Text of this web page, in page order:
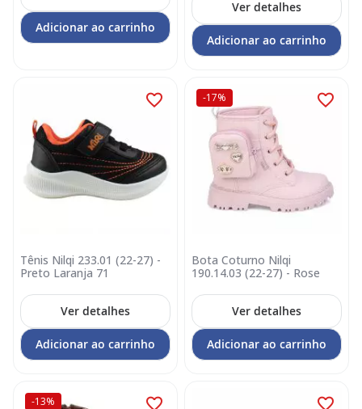
Adicionar ao carrinho
Ver detalhes
Adicionar ao carrinho
Tênis Nilqi 233.01 (22-27) -
Preto Laranja 71
Ver detalhes
Adicionar ao carrinho
-17%
Bota Coturno Nilqi
190.14.03 (22-27) - Rose
Ver detalhes
Adicionar ao carrinho
-13%